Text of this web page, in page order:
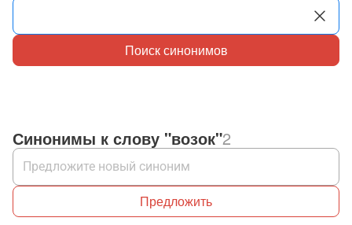
Поиск синонимов
Синонимы к слову "возок"2
Предложить